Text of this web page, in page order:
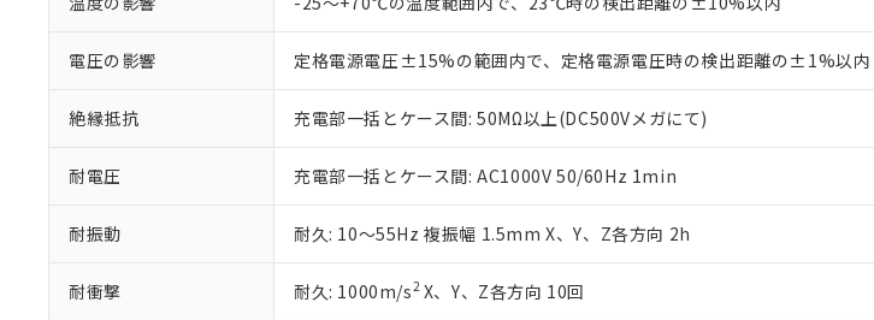
電圧の影響 定格電源電圧±15%の範囲内で、定格電源電圧時の検出距離の±1%以内
絶縁抵抗 充電部一括とケース間: 50MΩ以上(DC500Vメガにて)
耐電圧 充電部一括とケース間: AC1000V 50/60Hz 1min
耐振動 耐久: 10～55Hz 複振幅 1.5mm X、Y、Z各方向 2h
耐衝撃 耐久: 1000m/s2X、Y、Z各方向 10回
ている必要があります。
が、当社の製品・サービスに関するお客様との取引・
さい。
※当社の共同利用者とは、"個人情報の共同利用に関し
いる法人を指します。
※3 非含有証明書ダウンロード
下記の非含有証明書をダウンロードすることができます。
EU RoHS指令（10物質）の非含有証明書
51物質の非含有証明書（当社基準）
また、RoHS指令のフタル酸エステル類４物質の対応では、
混在することから備考欄に対応日を記載しておりました。
り割愛しております。
「－」：未確認です。当社販売部門へお問い合わせください。
合意する
空
白
受注生産機種、また在庫状況の情報を公開していな